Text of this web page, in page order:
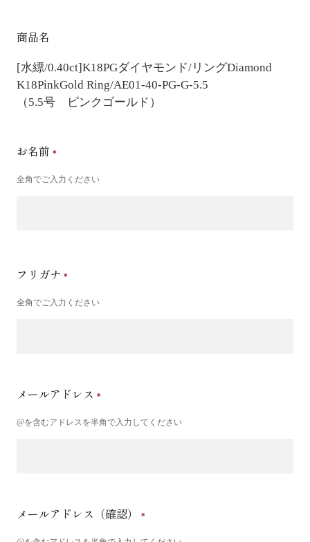
商品名
[水縹/0.40ct]K18PGダイヤモンド/リングDiamond
K18PinkGold Ring/AE01-40-PG-G-5.5
（5.5号 ピンクゴールド）
お名前
全角でご入力ください
フリガナ
全角でご入力ください
メールアドレス
@を含むアドレスを半角で入力してください
メールアドレス（確認）